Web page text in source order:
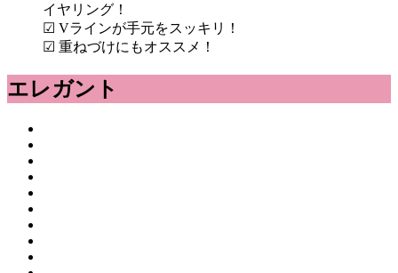
イヤリング！
☑︎ Vラインが手元をスッキリ！
☑︎ 重ねづけにもオススメ！
エレガント